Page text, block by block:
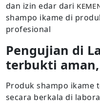
dan izin edar dari
shampo ikame di
profesional
Pengujian di
terbukti
Produk shampo ikame
secara berkala di